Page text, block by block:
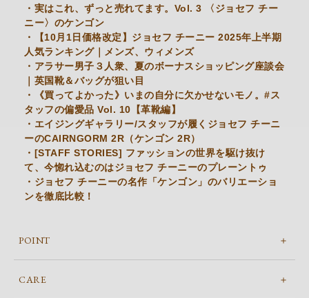
・実はこれ、ずっと売れてます。Vol. 3 〈ジョセフ チー
ニー〉のケンゴン
・【10月1日価格改定】ジョセフ チーニー 2025年上半期
人気ランキング｜メンズ、ウィメンズ
・アラサー男子３人衆、夏のボーナスショッピング座談会
｜英国靴＆バッグが狙い目
・《買ってよかった》いまの自分に欠かせないモノ。#ス
タッフの偏愛品 Vol. 10【革靴編】
・エイジングギャラリー/スタッフが履くジョセフ チーニ
ーのCAIRNGORM 2R（ケンゴン 2R）
・[STAFF STORIES] ファッションの世界を駆け抜け
て、今惚れ込むのはジョセフ チーニーのプレーントゥ
・ジョセフ チーニーの名作「ケンゴン」のバリエーショ
ンを徹底比較！
POINT
CARE